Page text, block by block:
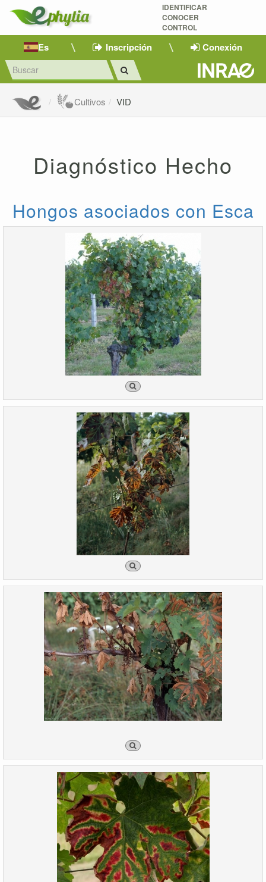
IDENTIFICAR
CONOCER
CONTROL
Es Inscripción Conexión
Cultivos VID
Diagnóstico Hecho
Hongos asociados con Esca